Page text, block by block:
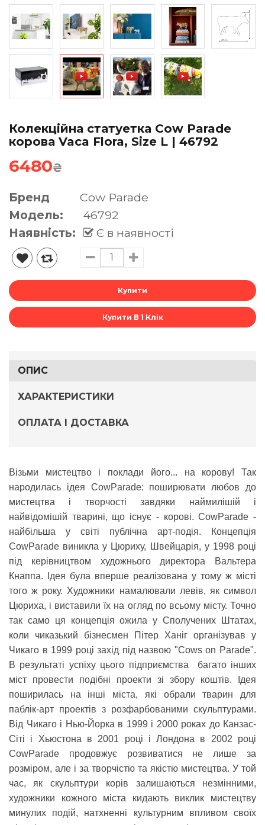
Колекційна статуетка Cow Parade
корова Vaca Flora, Size L | 46792
6480₴
Бренд
Cow Parade
Модель:
46792
Наявність:
Є в наявності
Купити В 1 Клік
ОПИС
ХАРАКТЕРИСТИКИ
ОПЛАТА І ДОСТАВКА
Візьми мистецтво і поклади його... на корову! Так
народилась ідея CowParade: поширювати любов до
мистецтва і творчості завдяки наймилішій і
найвідомішій тварині, що існує - корові. CowParade -
найбільша у світі публічна арт-подія. Концепція
CowParade виникла у Цюриху, Швейцарія, у 1998 році
під керівництвом художнього директора Вальтера
Кнаппа. Ідея була вперше реалізована у тому ж місті
того ж року. Художники намалювали левів, як символ
Цюриха, і виставили їх на огляд по всьому місту. Точно
так само ця концепція ожила у Сполучених Штатах,
коли чиказький бізнесмен Пітер Ханіг організував у
Чикаго в 1999 році захід під назвою "Cows on Parade".
В результаті успіху цього підприємства багато інших
міст провести подібні проекти зі збору коштів. Ідея
поширилась на інші міста, які обрали тварин для
паблік-арт проектів з розфарбованими скульптурами.
Від Чикаго і Нью-Йорка в 1999 і 2000 роках до Канзас-
Сіті і Хьюстона в 2001 році і Лондона в 2002 році
CowParade продовжує розвиватися не лише за
розміром, але і за творчістю та якістю мистецтва. У той
час, як скульптури корів залишаються незмінними,
художники кожного міста кидають виклик мистецтву
минулих подій, натхненні культурним впливом своїх